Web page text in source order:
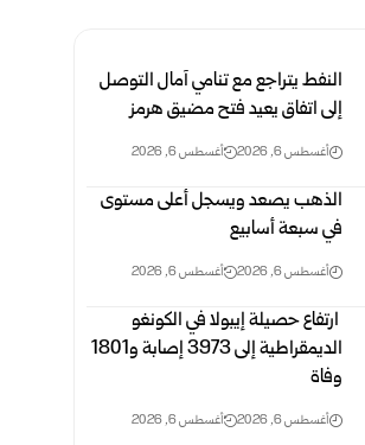
النفط يتراجع مع تنامي آمال التوصل
إلى اتفاق يعيد فتح مضيق هرمز
أغسطس 6, 2026 أغسطس 6, 2026
الذهب يصعد ويسجل أعلى مستوى
في سبعة أسابيع
أغسطس 6, 2026 أغسطس 6, 2026
‏ ارتفاع حصيلة إيبولا في الكونغو
الديمقراطية إلى 3973 إصابة و1801
وفاة
أغسطس 6, 2026 أغسطس 6, 2026